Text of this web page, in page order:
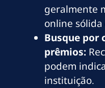
geralmente
online
Busque por
prêmios:
podem
instituição.